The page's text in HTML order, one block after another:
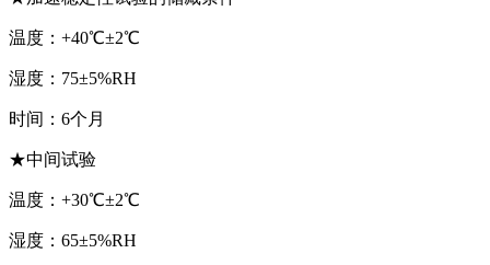
温度：+40℃±2℃
湿度：75±5%RH
时间：6个月
★中间试验
温度：+30℃±2℃
湿度：65±5%RH